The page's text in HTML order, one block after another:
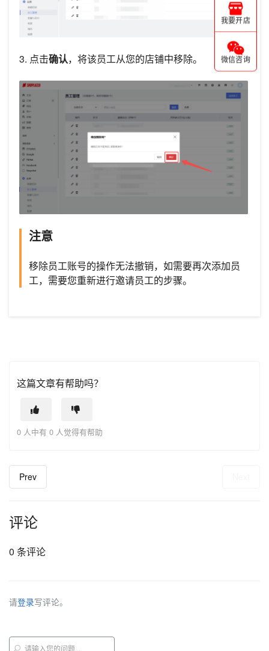
3. 点击确认，将该员工从您的店铺中移除。
注意
移除员工账号的操作无法撤销，如需要再次添加员
工，需要您重新进行邀请员工的步骤。
这篇文章有帮助吗？
0 人中有 0 人觉得有帮助
Prev
评论
0 条评论
请登录写评论。
我要开店
微信咨询